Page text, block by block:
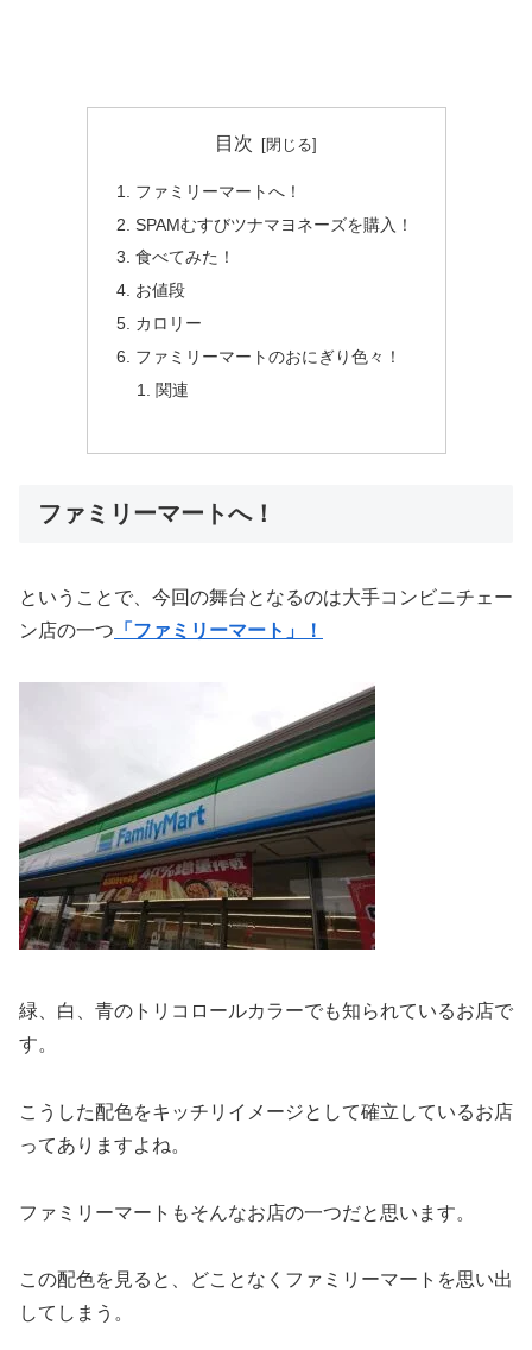
目次
ファミリーマートへ！
SPAMむすびツナマヨネーズを購入！
食べてみた！
お値段
カロリー
ファミリーマートのおにぎり色々！
関連
ファミリーマートへ！
ということで、今回の舞台となるのは大手コンビニチェー
ン店の一つ 「ファミリーマート」！
緑、白、青のトリコロールカラーでも知られているお店で
す。
こうした配色をキッチリイメージとして確立しているお店
ってありますよね。
ファミリーマートもそんなお店の一つだと思います。
この配色を見ると、どことなくファミリーマートを思い出
してしまう。